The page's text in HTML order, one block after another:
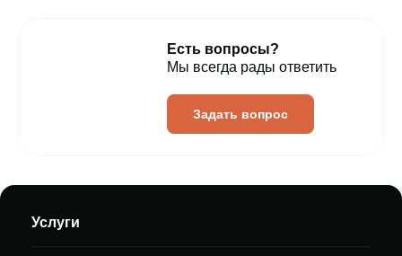
Есть вопросы?
Мы всегда рады ответить
Задать вопрос
Услуги